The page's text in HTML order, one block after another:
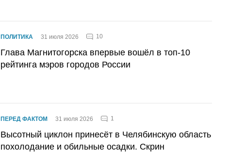
ПОЛИТИКА 31 июля 2026 10
Глава Магнитогорска впервые вошёл в топ-10
рейтинга мэров городов России
ПЕРЕД ФАКТОМ 31 июля 2026 1
Высотный циклон принесёт в Челябинскую область
похолодание и обильные осадки. Скрин